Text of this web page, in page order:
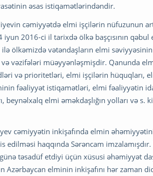
əsas istiqamətlərindəndir.
cəmiyyətdə elmi işçilərin nüfuzunun
2016-ci il tarixdə ölkə başçısının qəbul
ilə ölkəmizdə vətəndaşların elmi
vəzifələri müəyyənləşmişdir. Qanunda
və prioritetləri, elmi işçilərin hüquqları,
fəaliyyət istiqamətləri, elmi fəaliyyətin
elmi əməkdaşlığın yolları və s.
cəmiyyətin inkişafında elmin
edilməsi haqqında Sərəncam
təsadüf etdiyi üçün xüsusi əhəmiyyət
Azərbaycan elminin inkişafını hər zaman